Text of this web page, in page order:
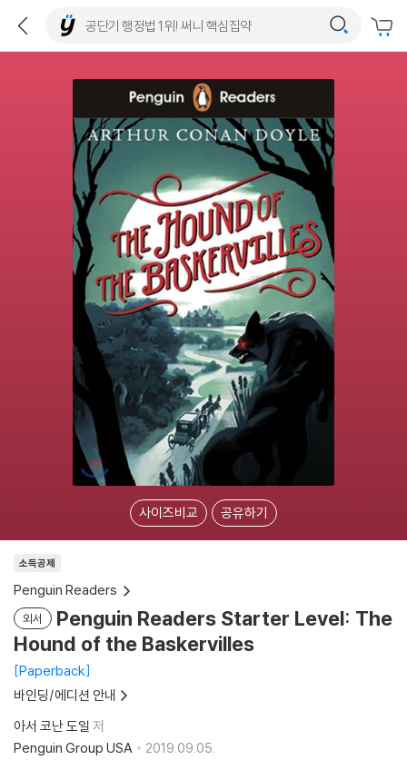
사이즈비교 공유하기
소득공제
Penguin Readers
외서
Penguin Readers Starter Level: The
Hound of the Baskervilles
Paperback
바인딩/에디션 안내
아서 코난 도일 저
Penguin Group USA
2019.09.05.